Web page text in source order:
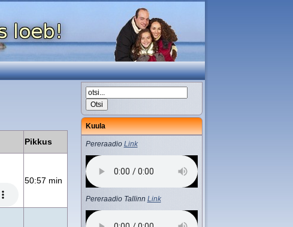
Pikkus
50:57 min
Kuula
Pereraadio Link
Pereraadio Tallinn Link